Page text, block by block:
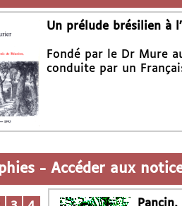
Un prélude brésilien à
Fondé par le Dr Mure
conduite par un
- Accéder aux